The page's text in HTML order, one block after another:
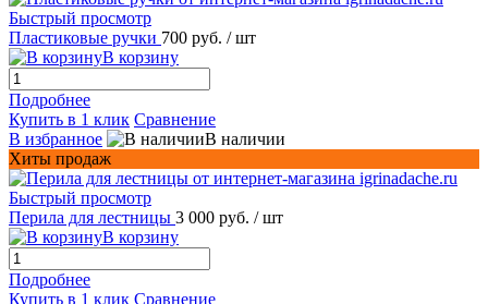
Быстрый просмотр
Пластиковые ручки 700 руб. / шт
В корзину
Подробнее
Купить в 1 клик Сравнение
В избранное
В наличии
Хиты продаж
Быстрый просмотр
Перила для лестницы 3 000 руб. / шт
В корзину
Подробнее
Купить в 1 клик Сравнение